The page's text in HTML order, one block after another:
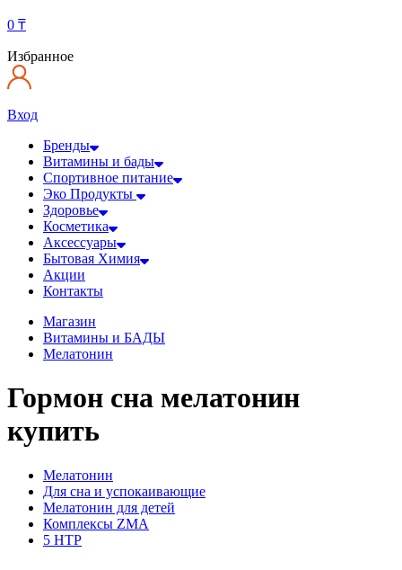
0 ₸
Избранное
Вход
Бренды
Витамины и бады
Спортивное питание
Эко Продукты
Здоровье
Косметика
Аксессуары
Бытовая Химия
Акции
Контакты
Магазин
Витамины и БАДЫ
Мелатонин
Гормон сна мелатонин
купить
Мелатонин
Для сна и успокаивающие
Мелатонин для детей
Комплексы ZMA
5 HTP